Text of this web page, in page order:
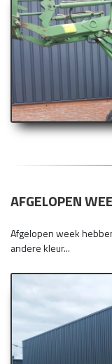
AFGELOPEN
Afgelopen week
andere kleur...